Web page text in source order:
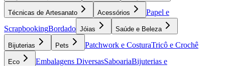
Técnicas de Artesanato Acessórios
Papel e
ScrapbookingBordado Jóias Saúde e Beleza
Bijuterias Pets Patchwork e CosturaTricô e Crochê
Eco Embalagens DiversasSaboariaBijuterias e